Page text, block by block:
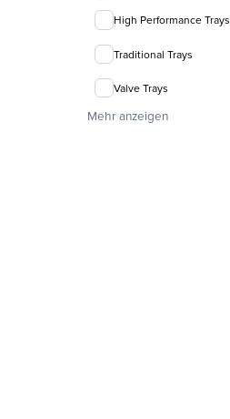
High Performance Trays
Traditional Trays
Valve Trays
Mehr anzeigen